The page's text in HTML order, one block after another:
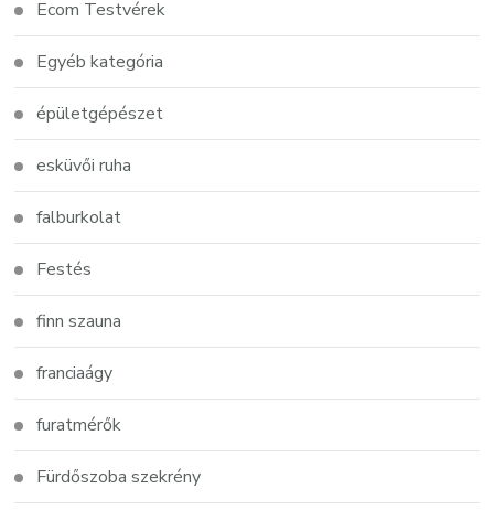
Ecom Testvérek
Egyéb kategória
épületgépészet
esküvői ruha
falburkolat
Festés
finn szauna
franciaágy
furatmérők
Fürdőszoba szekrény